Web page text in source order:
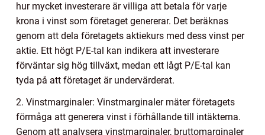
hur mycket investerare är villiga att betala för varje
krona i vinst som företaget genererar. Det beräknas
genom att dela företagets aktiekurs med dess vinst per
aktie. Ett högt P/E-tal kan indikera att investerare
förväntar sig hög tillväxt, medan ett lågt P/E-tal kan
tyda på att företaget är undervärderat.
2. Vinstmarginaler: Vinstmarginaler mäter företagets
förmåga att generera vinst i förhållande till intäkterna.
Genom att analysera vinstmarginaler, bruttomarginaler